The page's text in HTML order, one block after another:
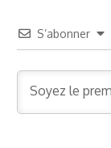
S’abonner